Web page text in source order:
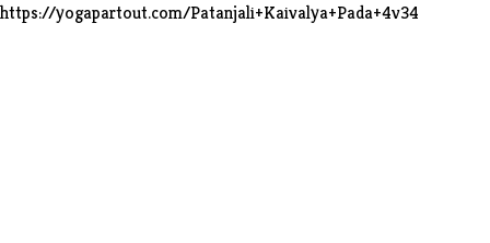
https://yogapartout.com/Patanjali+Kaivalya+Pada+4v34